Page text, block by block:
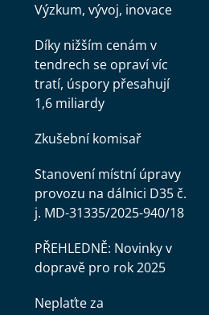
Výzkum, vývoj, inovace
Díky nižším cenám v
tendrech se opraví víc
tratí, úspory přesahují
1,6 miliardy
Zkušební komisař
Stanovení místní úpravy
provozu na dálnici D35 č.
j. MD-31335/2025-940/18
PŘEHLEDNĚ: Novinky v
dopravě pro rok 2025
Neplaťte za